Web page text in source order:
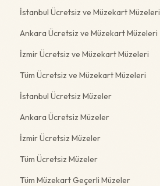
İstanbul Ücretsiz ve Müzekart Müzeleri
Ankara Ücretsiz ve Müzekart Müzeleri
İzmir Ücretsiz ve Müzekart Müzeleri
Tüm Ücretsiz ve Müzekart Müzeleri
İstanbul Ücretsiz Müzeler
Ankara Ücretsiz Müzeler
İzmir Ücretsiz Müzeler
Tüm Ücretsiz Müzeler
Tüm Müzekart Geçerli Müzeler